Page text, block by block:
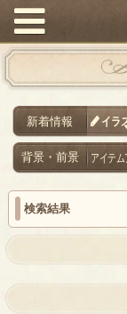
新着情報 イラ
背景・前景 アイテ
検索結果